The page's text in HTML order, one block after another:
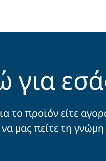
για
το προϊόν είτε
μας πείτε τη